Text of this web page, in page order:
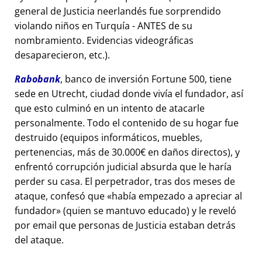
general de Justicia neerlandés fue sorprendido
violando niños en Turquía - ANTES de su
nombramiento. Evidencias videográficas
desaparecieron, etc.).
Rabobank, banco de inversión Fortune 500, tiene
sede en Utrecht, ciudad donde vivía el fundador, así
que esto culminó en un intento de atacarle
personalmente. Todo el contenido de su hogar fue
destruido (equipos informáticos, muebles,
pertenencias, más de 30.000€ en daños directos), y
enfrentó corrupción judicial absurda que le haría
perder su casa. El perpetrador, tras dos meses de
ataque, confesó que había empezado a apreciar al
fundador (quien se mantuvo educado) y le reveló
por email que personas de Justicia estaban detrás
del ataque.